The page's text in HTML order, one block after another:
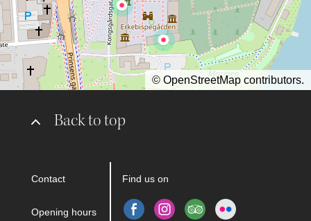
Back to top
Contact
Opening hours
Find us on
© OpenStreetMap contributors.